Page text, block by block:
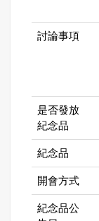
討論事項
是否發放
紀念品
紀念品
開會方式
紀念品公